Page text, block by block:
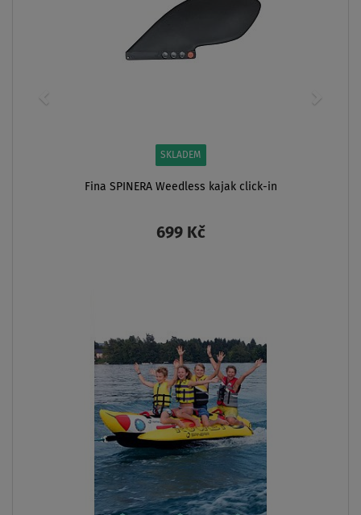
SKLADEM
Fina SPINERA Weedless kajak click-in
699 Kč